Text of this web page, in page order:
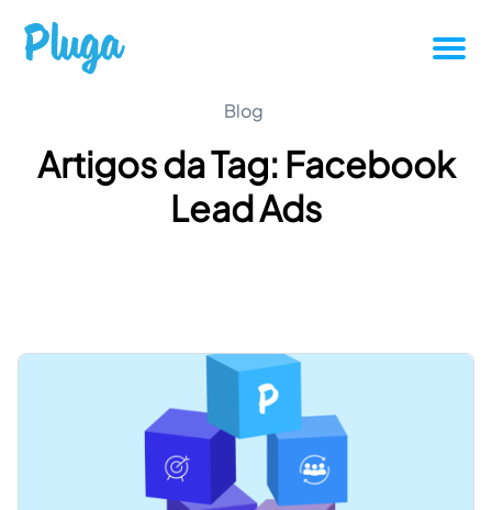
Tutoriais
Produtividade
Outros
Entrar
Blog
Artigos da Tag: Facebook
Lead Ads